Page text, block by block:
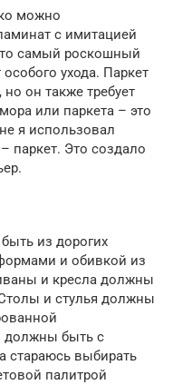
можно
с имитацией
самый роскошный
ухода. Паркет
он также требует
или паркета – это
я использовал
паркет. Это создало
из дорогих
и обивкой из
и кресла должны
и стулья должны
должны быть с
стараюсь выбирать
палитрой